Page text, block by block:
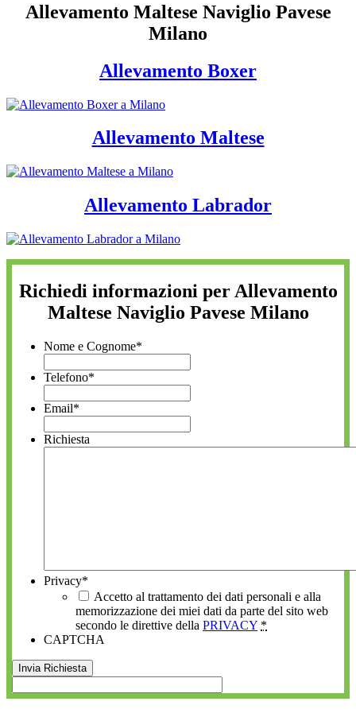
Allevamento Maltese Naviglio Pavese
Milano
Allevamento Boxer
Allevamento Maltese
Allevamento Labrador
Richiedi informazioni per Allevamento
Maltese Naviglio Pavese Milano
Nome e Cognome*
Telefono*
Email*
Richiesta
Privacy*
Accetto al trattamento dei dati personali e alla
memorizzazione dei miei dati da parte del sito web
secondo le direttive della PRIVACY *
CAPTCHA